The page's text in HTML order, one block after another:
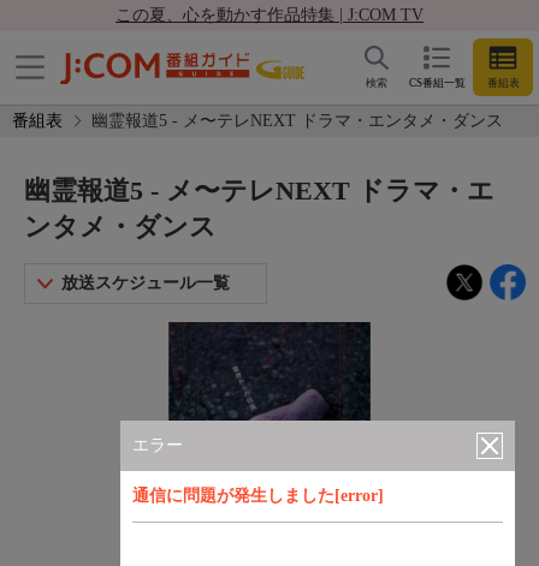
この夏、心を動かす作品特集 | J:COM TV
CS番組一覧 番組表
検索
番組表 幽霊報道5 - メ〜テレNEXT ドラマ・エンタメ・ダンス
エラー
通信に問題が発生しました[error]
幽霊報道5 - メ〜テレNEXT ドラマ・エ
ンタメ・ダンス
放送スケジュール一覧